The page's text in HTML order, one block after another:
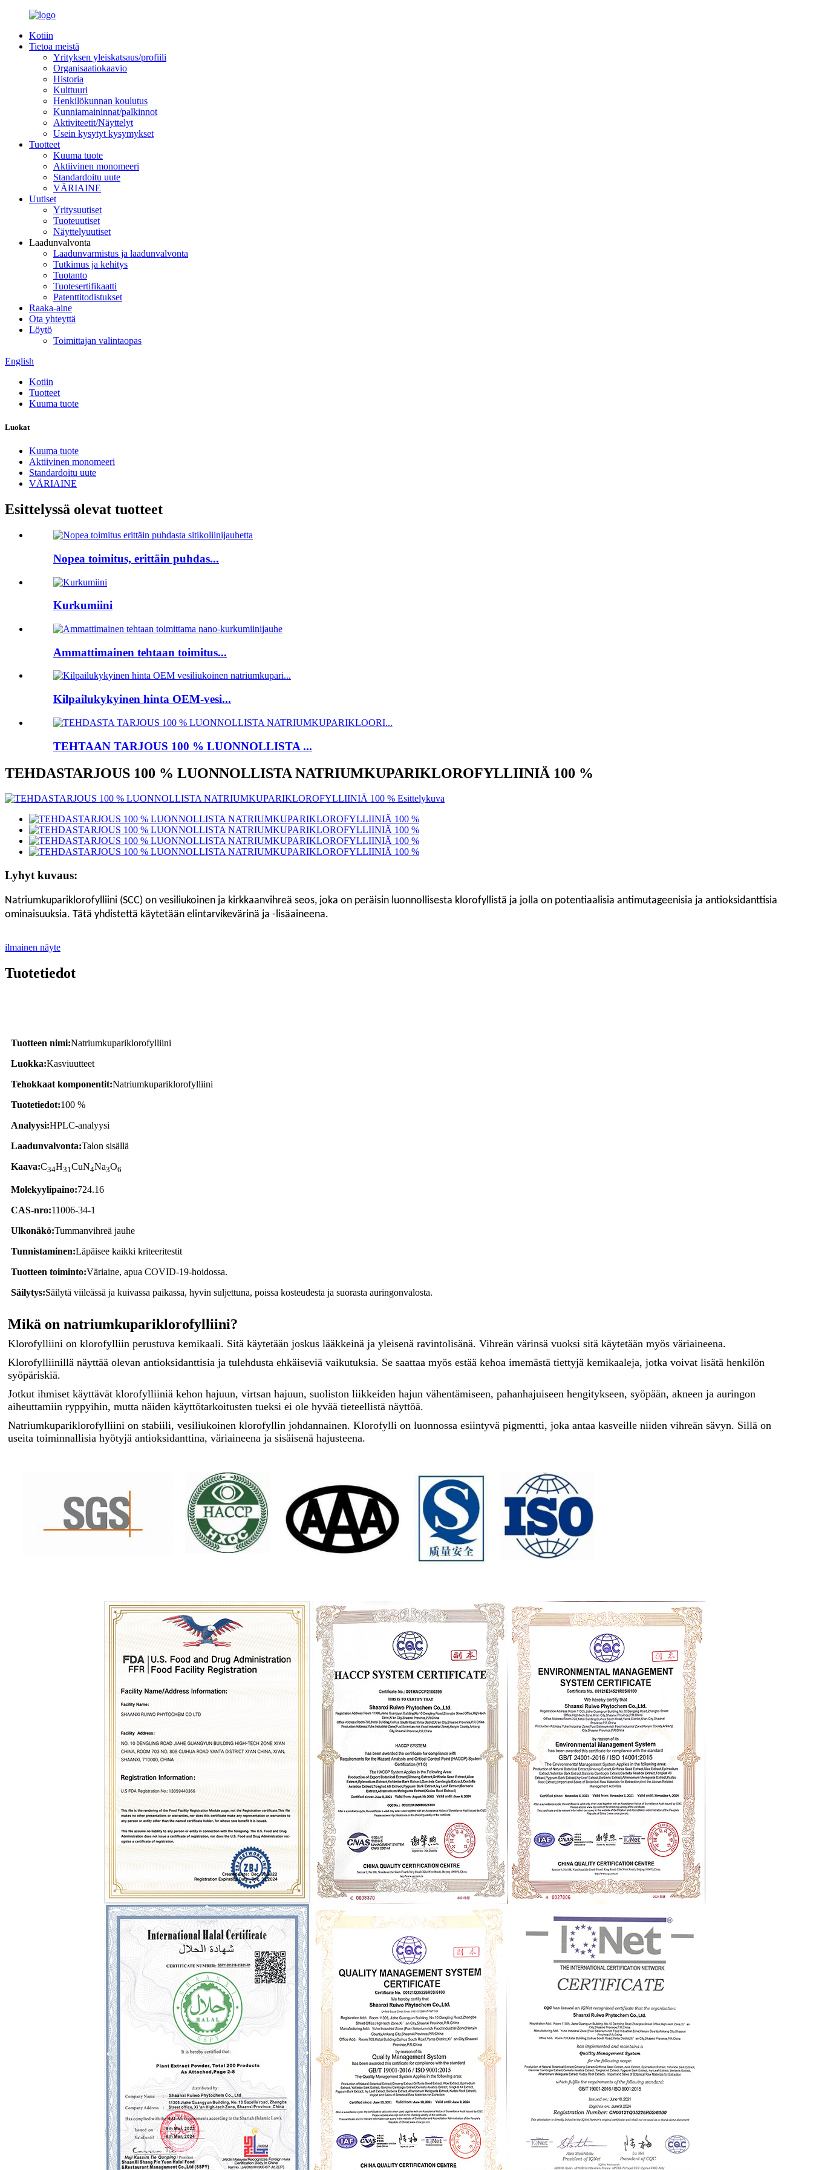
Kotiin
Tietoa meistä
Yrityksen yleiskatsaus/profiili
Organisaatiokaavio
Historia
Kulttuuri
Henkilökunnan koulutus
Kunniamaininnat/palkinnot
Aktiviteetit/Näyttelyt
Usein kysytyt kysymykset
Tuotteet
Kuuma tuote
Aktiivinen monomeeri
Standardoitu uute
VÄRIAINE
Uutiset
Yritysuutiset
Tuoteuutiset
Näyttelyuutiset
Laadunvalvonta
Laadunvarmistus ja laadunvalvonta
Tutkimus ja kehitys
Tuotanto
Tuotesertifikaatti
Patenttitodistukset
Raaka-aine
Ota yhteyttä
Löytö
Toimittajan valintaopas
English
Kotiin
Tuotteet
Kuuma tuote
Luokat
Kuuma tuote
Aktiivinen monomeeri
Standardoitu uute
VÄRIAINE
Esittelyssä olevat tuotteet
Nopea toimitus, erittäin puhdas...
Kurkumiini
Ammattimainen tehtaan toimitus...
Kilpailukykyinen hinta OEM-vesi...
TEHTAAN TARJOUS 100 % LUONNOLLISTA ...
TEHDASTARJOUS 100 % LUONNOLLISTA NATRIUMKUPARIKLOROFYLLIINIÄ 100 %
Lyhyt kuvaus:
Natriumkupariklorofylliini (SCC) on vesiliukoinen ja kirkkaanvihreä seos, joka on peräisin luonnollisesta klorofyllistä ja jolla on potentiaalisia antimutageenisia ja antioksidanttisia
ominaisuuksia. Tätä yhdistettä käytetään elintarvikevärinä ja -lisäaineena.
ilmainen näyte
Tuotetiedot
Tuotteen nimi:Natriumkupariklorofylliini
Luokka:Kasviuutteet
Tehokkaat komponentit:Natriumkupariklorofylliini
Tuotetiedot:100 %
Analyysi:HPLC-analyysi
Laadunvalvonta:Talon sisällä
Kaava:C34H31 CuN4Na3O6
Molekyylipaino:724.16
CAS-nro:11006-34-1
Ulkonäkö:Tummanvihreä jauhe
Tunnistaminen:Läpäisee kaikki kriteeritestit
Tuotteen toiminto:Väriaine, apua COVID-19-hoidossa.
Säilytys:Säilytä viileässä ja kuivassa paikassa, hyvin suljettuna, poissa kosteudesta ja suorasta auringonvalosta.
Mikä on natriumkupariklorofylliini?
Klorofylliini on klorofylliin perustuva kemikaali. Sitä käytetään joskus lääkkeinä ja yleisenä ravintolisänä. Vihreän värinsä vuoksi sitä käytetään myös väriaineena.
Klorofylliinillä näyttää olevan antioksidanttisia ja tulehdusta ehkäiseviä vaikutuksia. Se saattaa myös estää kehoa imemästä tiettyjä kemikaaleja, jotka voivat lisätä henkilön
syöpäriskiä.
Jotkut ihmiset käyttävät klorofylliiniä kehon hajuun, virtsan hajuun, suoliston liikkeiden hajun vähentämiseen, pahanhajuiseen hengitykseen, syöpään, akneen ja auringon
aiheuttamiin ryppyihin, mutta näiden käyttötarkoitusten tueksi ei ole hyvää tieteellistä näyttöä.
Natriumkupariklorofylliini on stabiili, vesiliukoinen klorofyllin johdannainen. Klorofylli on luonnossa esiintyvä pigmentti, joka antaa kasveille niiden vihreän sävyn. Sillä on
useita toiminnallisia hyötyjä antioksidanttina, väriaineena ja sisäisenä hajusteena.